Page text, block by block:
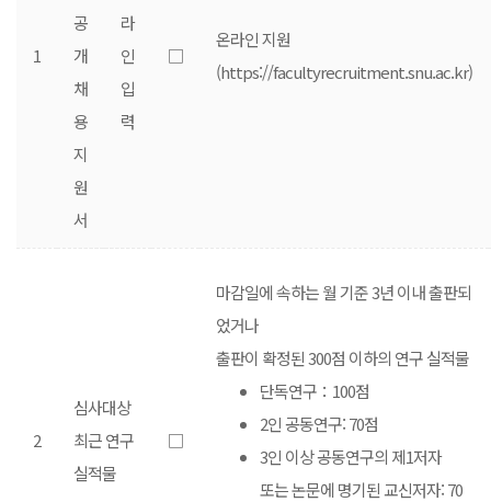
1
공
개
채
용
지
원
서
라
인
입
력
□
온라인 지원
(https://facultyrecruitment.snu.ac.kr)
2
심사대상
최근 연구
실적물
□
마감일에 속하는 월 기준 3년 이내 출판되
었거나
출판이 확정된 300점 이하의 연구 실적물
단독연구：100점
2인 공동연구: 70점
3인 이상 공동연구의 제1저자
또는 논문에 명기된 교신저자: 70